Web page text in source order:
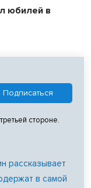
юбилей в
стороне.
рассказывает
в самой